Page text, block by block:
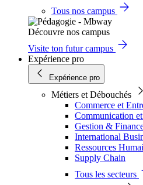
Tous nos campus
Découvre nos campus
Visite ton futur campus
Expérience pro
Expérience pro
Métiers et Débouchés
Commerce et
Communication
Gestion &
International
Ressources
Supply Chain
Tous les secteurs